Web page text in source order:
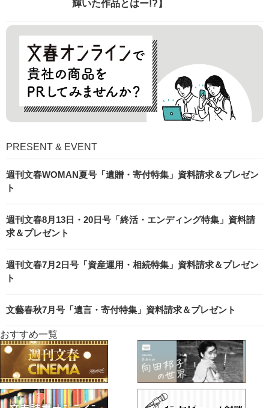
輝いた作品とはー!?】
PRESENT & EVENT
週刊文春WOMAN夏号「遺贈・寄付特集」資料請求＆プレゼン
ト
週刊文春8月13日・20日号「終活・エンディング特集」資料請
求＆プレゼント
週刊文春7月2日号「資産運用・相続特集」資料請求＆プレゼン
ト
文藝春秋7月号「遺言・寄付特集」資料請求＆プレゼント
おすすめ一覧